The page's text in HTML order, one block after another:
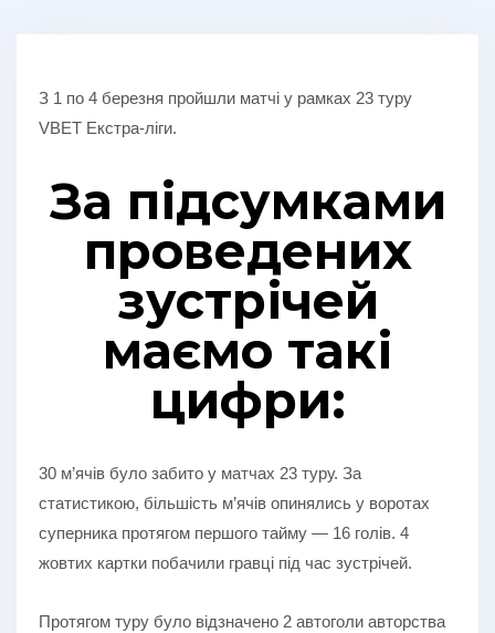
З 1 по 4 березня пройшли матчі у рамках 23 туру
VBET Екстра-ліги.
За підсумками
проведених
зустрічей
маємо такі
цифри:
30 м’ячів було забито у матчах 23 туру. За
статистикою, більшість м’ячів опинялись у воротах
суперника протягом першого тайму — 16 голів. 4
жовтих картки побачили гравці під час зустрічей.
Протягом туру було відзначено 2 автоголи авторства